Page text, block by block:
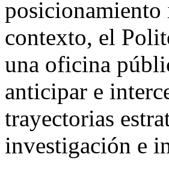
posicionamiento
contexto, el
una oficina
anticipar e
trayectorias
investigación e